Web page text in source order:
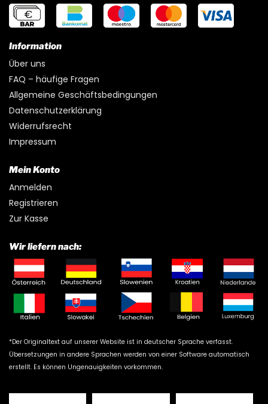
Information
Über uns
FAQ – häufige Fragen
Allgemeine Geschäftsbedingungen
Datenschutzerklärung
Widerrufsrecht
Impressum
Mein Konto
Anmelden
Registrieren
Zur Kasse
Wir liefern nach:
*Der Originaltext auf unserer Website ist in deutscher Sprache verfasst.
Übersetzungen in andere Sprachen werden von einer Software automatisch
erstellt. Es können Ungenauigkeiten vorkommen.